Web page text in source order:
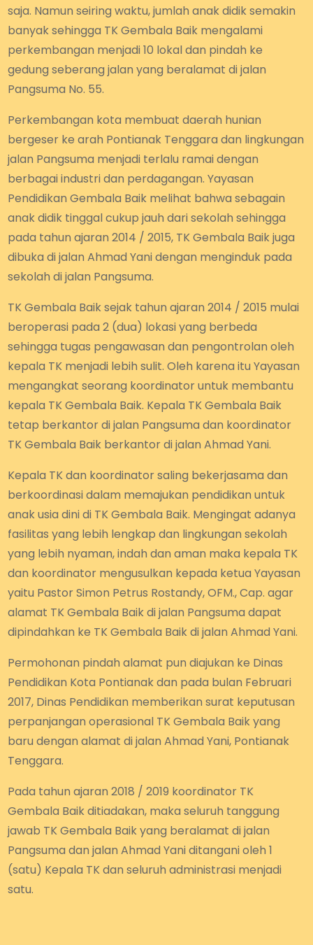
saja. Namun seiring waktu, jumlah anak didik semakin
banyak sehingga TK Gembala Baik mengalami
perkembangan menjadi 10 lokal dan pindah ke
gedung seberang jalan yang beralamat di jalan
Pangsuma No. 55.
Perkembangan kota membuat daerah hunian
bergeser ke arah Pontianak Tenggara dan lingkungan
jalan Pangsuma menjadi terlalu ramai dengan
berbagai industri dan perdagangan. Yayasan
Pendidikan Gembala Baik melihat bahwa sebagain
anak didik tinggal cukup jauh dari sekolah sehingga
pada tahun ajaran 2014 / 2015, TK Gembala Baik juga
dibuka di jalan Ahmad Yani dengan menginduk pada
sekolah di jalan Pangsuma.
TK Gembala Baik sejak tahun ajaran 2014 / 2015 mulai
beroperasi pada 2 (dua) lokasi yang berbeda
sehingga tugas pengawasan dan pengontrolan oleh
kepala TK menjadi lebih sulit. Oleh karena itu Yayasan
mengangkat seorang koordinator untuk membantu
kepala TK Gembala Baik. Kepala TK Gembala Baik
tetap berkantor di jalan Pangsuma dan koordinator
TK Gembala Baik berkantor di jalan Ahmad Yani.
Kepala TK dan koordinator saling bekerjasama dan
berkoordinasi dalam memajukan pendidikan untuk
anak usia dini di TK Gembala Baik. Mengingat adanya
fasilitas yang lebih lengkap dan lingkungan sekolah
yang lebih nyaman, indah dan aman maka kepala TK
dan koordinator mengusulkan kepada ketua Yayasan
yaitu Pastor Simon Petrus Rostandy, OFM., Cap. agar
alamat TK Gembala Baik di jalan Pangsuma dapat
dipindahkan ke TK Gembala Baik di jalan Ahmad Yani.
Permohonan pindah alamat pun diajukan ke Dinas
Pendidikan Kota Pontianak dan pada bulan Februari
2017, Dinas Pendidikan memberikan surat keputusan
perpanjangan operasional TK Gembala Baik yang
baru dengan alamat di jalan Ahmad Yani, Pontianak
Tenggara.
Pada tahun ajaran 2018 / 2019 koordinator TK
Gembala Baik ditiadakan, maka seluruh tanggung
jawab TK Gembala Baik yang beralamat di jalan
Pangsuma dan jalan Ahmad Yani ditangani oleh 1
(satu) Kepala TK dan seluruh administrasi menjadi
satu.